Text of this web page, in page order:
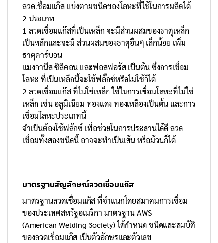
ลวดเชื่อมแก๊ส แบ่งตามชนิดของโลหะที่ใช้ในการผลิตได้
2 ประเภท
1 ลวดเชื่อมแก๊สที่เป็นเหล็ก จะมีส่วนผสมของธาตุเหล็ก
เป็นหลักและจะมี ส่วนผสมของธาตุอื่นๆ เล็กน้อย เพิ่ม
ธาตุคาร์บอน
แมงกานีส ซิลิคอน และฟอสฟอรัส เป็นต้น ซึ่งการเชื่อม
โลหะ ที่เป็นเหล็กนี้จะใช้ฟลั๊กซ์หรือไม่ใช้ก็ได้
2 ลวดเชื่อมแก๊ส ที่ไม่ใช่เหล็ก ใช้ในการเชื่อมโลหะที่ไม่ใช่
เหล็ก เช่น อลูมิเนียม ทองแดง ทองเหลืองเป็นต้น และการ
เชื่อมโลหะประเภทนี้
จำเป็นต้องใช้ฟลักซ์ เพื่อช่วยในการประสานได้ดี ลวด
เชื่อมทั้งสองชนิดนี้ อาจจะทำเป็นเส้น หรือม้วนก็ได้
มาตรฐานสัญลักษณ์ลวดเชื่อมแก๊ส
มาตรฐานลวดเชื่อมแก๊ส ที่จำแนกโดยสมาคมการเชื่อม
ของประเทศสหรัฐอเมริกา มาตรฐาน AWS
(American Welding Society) ได้กำหนด ชนิดและสมบัติ
ของลวดเชื่อมแก๊ส เป็นตัวอักษรและตัวเลข